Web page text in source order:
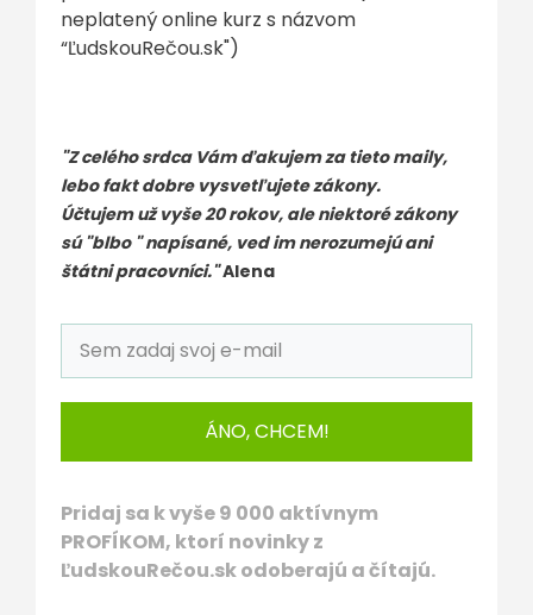
neplatený online kurz s názvom
“ĽudskouRečou.sk")
"Z celého srdca Vám ďakujem za tieto maily,
lebo fakt dobre vysvetľujete zákony.
Účtujem už vyše 20 rokov, ale niektoré zákony
sú "blbo " napísané, ved im nerozumejú ani
štátni pracovníci."Alena
ÁNO, CHCEM!
Pridaj sa k vyše 9 000 aktívnym
PROFÍKOM, ktorí novinky z
ĽudskouRečou.sk odoberajú a čítajú.